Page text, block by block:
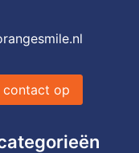
contact op